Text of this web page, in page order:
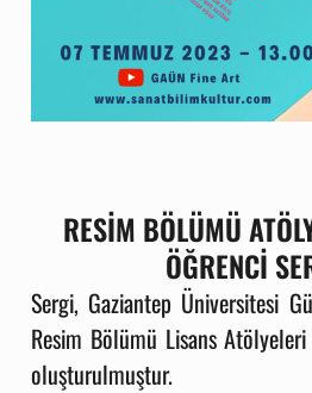
RESİM BÖLÜMÜ
ÖĞRENCİ
Sergi, Gaziantep Üniversitesi
Resim Bölümü Lisans
oluşturulmuştur.